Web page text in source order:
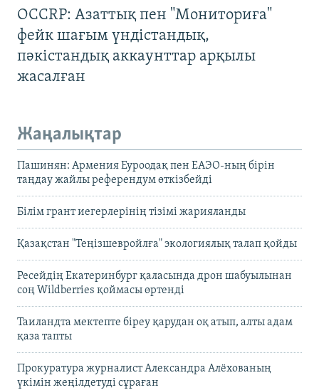
OCCRP: Азаттық пен "Мониториға"
фейк шағым үндістандық,
пәкістандық аккаунттар арқылы
жасалған
Жаңалықтар
Пашинян: Армения Еуроодақ пен ЕАЭО-ның бірін
таңдау жайлы референдум өткізбейді
Білім грант иегерлерінің тізімі жарияланды
Қазақстан "Теңізшевройлға" экологиялық талап қойды
Ресейдің Екатеринбург қаласында дрон шабуылынан
соң Wildberries қоймасы өртенді
Таиландта мектепте біреу қарудан оқ атып, алты адам
қаза тапты
Прокуратура журналист Александра Алёхованың
үкімін жеңілдетуді сұраған